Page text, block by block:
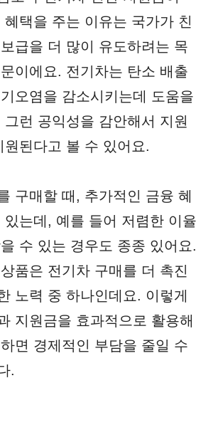
혜택을 주는 이유는 국가가 친
급을 더 많이 유도하려는 목
이에요. 전기차는 탄소 배출
오염을 감소시키는데 도움을
런 공익성을 감안해서 지원
원된다고 볼 수 있어요.
구매할 때, 추가적인 금융 혜
있는데, 예를 들어 저렴한 이율
수 있는 경우도 종종 있어요.
품은 전기차 구매를 더 촉진
노력 중 하나인데요. 이렇게
지원금을 효과적으로 활용해
면 경제적인 부담을 줄일 수
.